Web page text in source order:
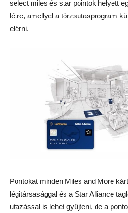
select miles és star pointok helyett
létre, amellyel a törzsutasprogram
elérni.
Pontokat minden Miles and More
légitársasággal és a Star Alliance
utazással is lehet gyűjteni, de a